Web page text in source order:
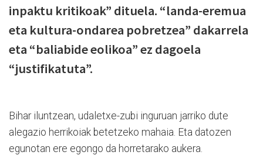
inpaktu kritikoak” dituela. “landa-eremua
eta kultura-ondarea pobretzea” dakarrela
eta “baliabide eolikoa” ez dagoela
“justifikatuta”.
Bihar iluntzean, udaletxe-zubi inguruan jarriko dute
alegazio herrikoiak betetzeko mahaia. Eta datozen
egunotan ere egongo da horretarako aukera.